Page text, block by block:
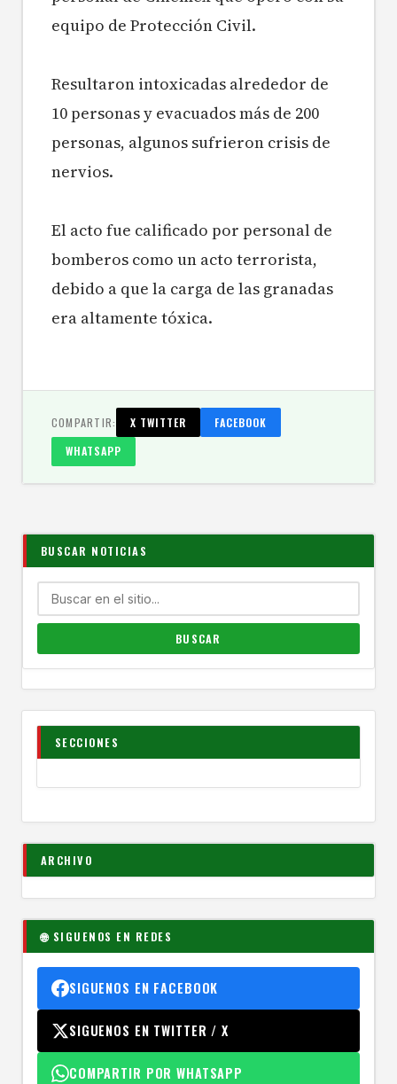
equipo de Protección Civil.
Resultaron intoxicadas alrededor de
10 personas y evacuados más de 200
personas, algunos sufrieron crisis de
nervios.
El acto fue calificado por personal de
bomberos como un acto terrorista,
debido a que la carga de las granadas
era altamente tóxica.
COMPARTIR: X TWITTER
FACEBOOK
WHATSAPP
BUSCAR NOTICIAS
SECCIONES
ARCHIVO
🌐 SIGUENOS EN REDES
SIGUENOS EN FACEBOOK
SIGUENOS EN TWITTER / X
COMPARTIR POR WHATSAPP